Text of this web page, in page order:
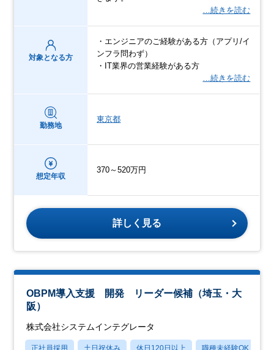
…続きを読む
対象となる方
・エンジニアのご経験がある方（アプリ/イ
ンフラ問わず）
・IT業界の営業経験がある方
…続きを読む
勤務地
東京都
想定年収
370～520万円
詳しく見る
OBPM導入支援 開発 リーダー候補（埼玉・大
阪）
株式会社システムインテグレータ
正社員採用 土日祝休み 休日120日以上 職種未経験OK